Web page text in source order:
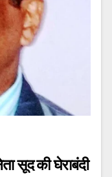
सूद की घेराबंदी